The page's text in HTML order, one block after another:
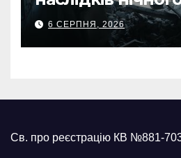
масованого
6 СЕРПНЯ, 2026
Св. про реєстрацію КВ №881-